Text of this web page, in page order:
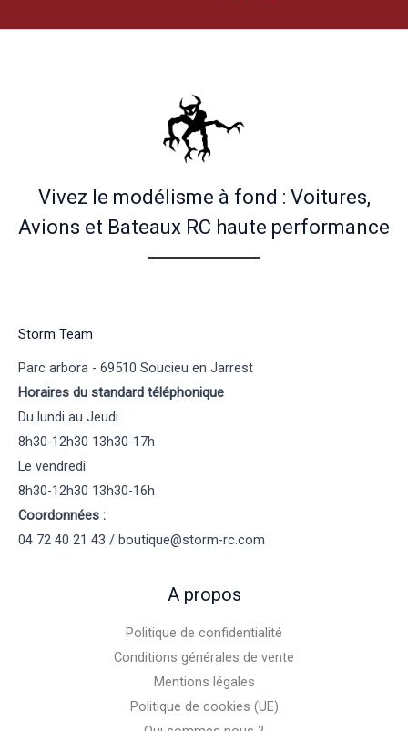
Vivez le modélisme à fond : Voitures,
Avions et Bateaux RC haute performance
Storm Team
Parc arbora - 69510 Soucieu en Jarrest
Horaires du standard téléphonique
Du lundi au Jeudi
8h30-12h30 13h30-17h
Le vendredi
8h30-12h30 13h30-16h
Coordonnées :
04 72 40 21 43 / boutique@storm-rc.com
A propos
Politique de confidentialité
Conditions générales de vente
Mentions légales
Politique de cookies (UE)